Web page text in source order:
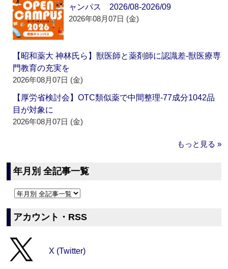
ャンパス 2026/08-2026/09
2026年08月07日 (金)
【昭和薬大 神林氏ら】獣医師と薬剤師に認識差‐獣医療専
門教育の充実を
2026年08月07日 (金)
【厚労省検討会】OTC類似薬で中間整理‐77成分1042品
目が対象に
2026年08月07日 (金)
もっと見る »
年月別 全記事一覧
アカウント・RSS
X (Twitter)